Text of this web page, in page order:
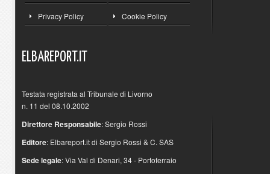
Privacy Policy Cookie Policy
ELBAREPORT.IT
Testata registrata al Tribunale di Livorno
n. 11 del 08.10.2002
Direttore Responsabile: Sergio Rossi
Editore: Elbareport.it di Sergio Rossi & C. SAS
Sede legale: Via Val di Denari, 34 - Portoferraio